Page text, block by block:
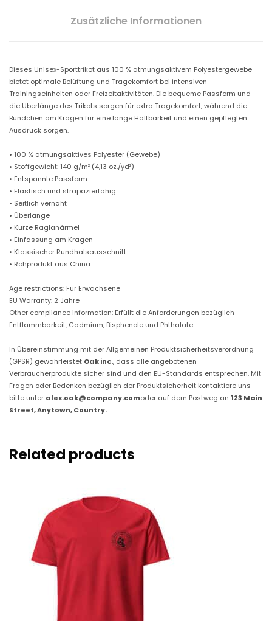
Zusätzliche Informationen
Dieses Unisex-Sporttrikot aus 100 % atmungsaktivem Polyestergewebe
bietet optimale Belüftung und Tragekomfort bei intensiven
Trainingseinheiten oder Freizeitaktivitäten. Die bequeme Passform und
die Überlänge des Trikots sorgen für extra Tragekomfort, während die
Bündchen am Kragen für eine lange Haltbarkeit und einen gepflegten
Ausdruck sorgen.
• 100 % atmungsaktives Polyester (Gewebe)
• Stoffgewicht: 140 g/m² (4,13 oz./yd²)
• Entspannte Passform
• Elastisch und strapazierfähig
• Seitlich vernäht
• Überlänge
• Kurze Raglanärmel
• Einfassung am Kragen
• Klassischer Rundhalsausschnitt
• Rohprodukt aus China
Age restrictions: Für Erwachsene
EU Warranty: 2 Jahre
Other compliance information: Erfüllt die Anforderungen bezüglich
Entflammbarkeit, Cadmium, Bisphenole und Phthalate.
In Übereinstimmung mit der Allgemeinen Produktsicherheitsverordnung
(GPSR) gewährleistet Oak inc., dass alle angebotenen
Verbraucherprodukte sicher sind und den EU-Standards entsprechen. Mit
Fragen oder Bedenken bezüglich der Produktsicherheit kontaktiere uns
bitte unter alex.oak@company.comoder auf dem Postweg an 123 Main
Street, Anytown, Country.
Related products